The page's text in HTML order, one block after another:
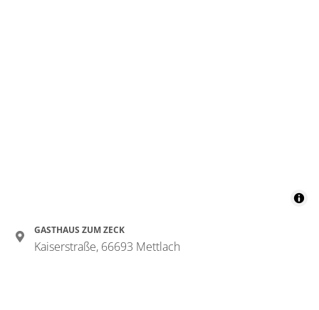
GASTHAUS ZUM ZECK
Kaiserstraße, 66693 Mettlach